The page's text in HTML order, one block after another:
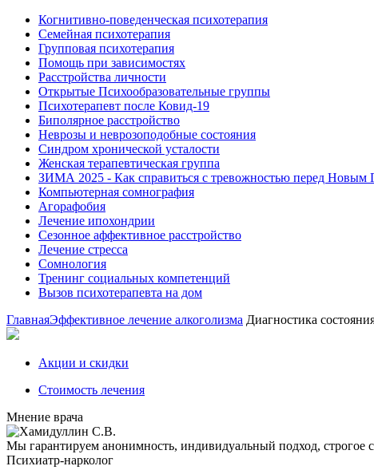
Когнитивно-поведенческая психотерапия
Семейная психотерапия
Групповая психотерапия
Помощь при зависимостях
Расстройства личности
Открытые Психообразовательные группы
Психотерапевт после Ковид-19
Биполярное расстройство
Неврозы и неврозоподобные состояния
Синдром хронической усталости
Женская терапевтическая группа
ЗИМА 2025 - Как справиться с тревожностью перед Новым
Компьютерная сомнография
Агорафобия
Лечение ипохондрии
Сезонное аффективное расстройство
Лечение стресса
Сомнология
Тренинг социальных компетенций
Вызов психотерапевта на дом
ГлавнаяЭффективное лечение алкоголизма Диагностика
Акции и скидки
Стоимость лечения
Мнение врача
Мы гарантируем анонимность, индивидуальный подход,
Психиатр-нарколог